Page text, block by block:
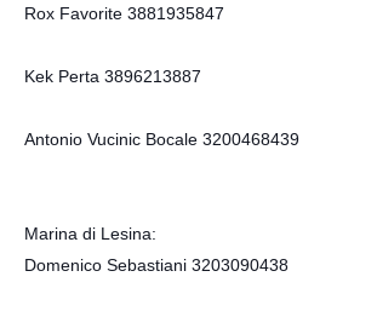
Rox Favorite 3881935847
Kek Perta 3896213887
Antonio Vucinic Bocale 3200468439
Marina di Lesina:
Domenico Sebastiani 3203090438